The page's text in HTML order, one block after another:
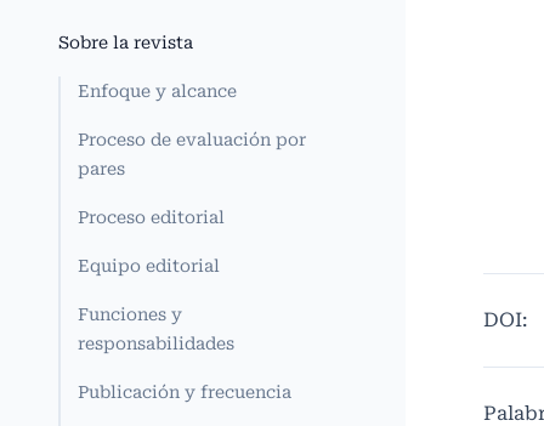
Sobre la revista
Enfoque y alcance
Proceso de evaluación por
pares
Proceso editorial
Equipo editorial
Funciones y
responsabilidades
Publicación y frecuencia
DOI: